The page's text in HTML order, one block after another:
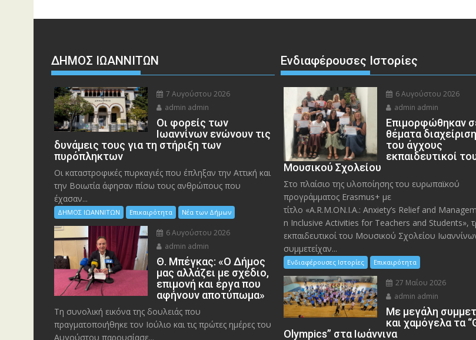
ΔΗΜΟΣ ΙΩΑΝΝΙΤΩΝ
7 Αυγούστου 2026
admin admin
Οι φορείς των
Ιωαννίνων ενώνουν τις
δυνάμεις τους για τη στήριξη των
πυρόπληκτων
Οι καταστροφικές πυρκαγιές που έπληξαν την Αττική και
την Bοιωτία άφησαν πίσω τους ανθρώπους που
έχασαν...
ΔΗΜΟΣ ΙΩΑΝΝΙΤΩΝ Επικαιρότητα Νέα των Δήμων
6 Αυγούστου 2026
admin admin
Θ. Μπέγκας: «Ο Δήμος
μας αλλάζει με σχέδιο,
επιμονή και έργα που
αφήνουν αποτύπωμα»
Τη συνολική εικόνα της δουλειάς που
πραγματοποιήθηκε τον Ιούλιο και τις πρώτες ημέρες του
Αυγούστου παρουσίασε...
Ενδιαφέρουσες Ιστορίες
6 Αυγούστου 2026
admin admin
Eπιμορφώθηκαν
θέματα
του άγχους
εκπαιδευτικοί
Μουσικού Σχολείου
Στο πλαίσιο της υλοποίησης του ευρωπαϊκού
προγράμματος Erasmus+ με
τίτλο «A.R.M.ON.I.A.: Anxiety’s Relief and
n Inclusive Activities for Teachers and Students»,
εκπαιδευτικοί του Μουσικού Σχολείου
συμμετείχαν...
Ενδιαφέρουσες Ιστορίες Επικαιρότητα
27 Μαΐου 2026
admin admin
Με μεγάλη
και χαμόγελα τα
Olympics” στα Ιωάννινα